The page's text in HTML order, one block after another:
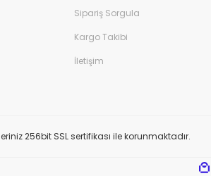
Sipariş Sorgula
Kargo Takibi
İletişim
256bit SSL sertifikası ile korunmaktadır.